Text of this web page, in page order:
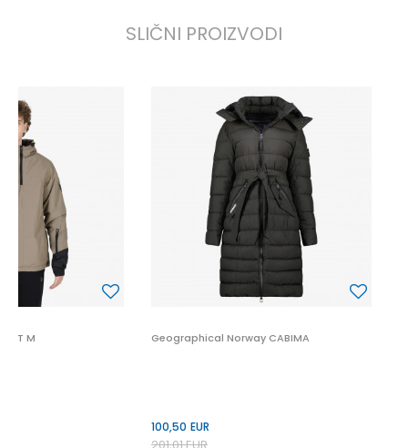
SLIČNI PROIZVODI
M Geographical Norway CABIMA
100,50 EUR